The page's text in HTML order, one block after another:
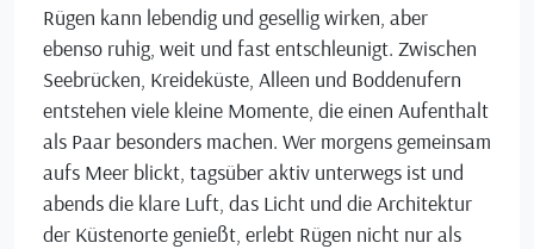
Rügen kann lebendig und gesellig wirken, aber
ebenso ruhig, weit und fast entschleunigt. Zwischen
Seebrücken, Kreideküste, Alleen und Boddenufern
entstehen viele kleine Momente, die einen Aufenthalt
als Paar besonders machen. Wer morgens gemeinsam
aufs Meer blickt, tagsüber aktiv unterwegs ist und
abends die klare Luft, das Licht und die Architektur
der Küstenorte genießt, erlebt Rügen nicht nur als